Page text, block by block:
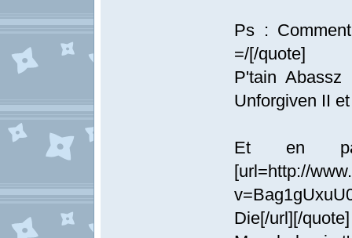
Ps :
=/[/quote]
P'tain
Unforgiven II
Et en
[url=http://
Die[/url][/quote]